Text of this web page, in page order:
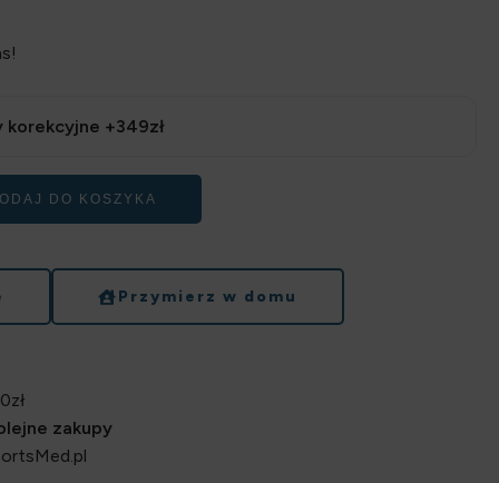
+349zł
DO KOSZYKA
Przymierz w domu
zakupy